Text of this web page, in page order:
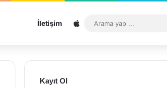
İletişim Sitemap
Kayıt Ol